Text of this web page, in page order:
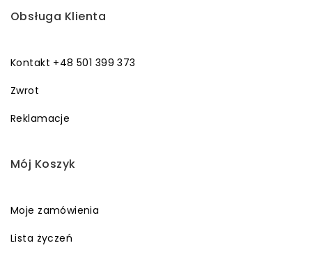
Obsługa Klienta
Kontakt +48 501 399 373
Zwrot
Reklamacje
Mój Koszyk
Moje zamówienia
Lista życzeń